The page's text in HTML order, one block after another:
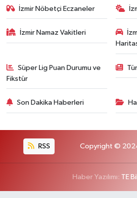
İzmir Nöbetçi Eczaneler
İzmir Namaz Vakitleri
Süper Lig Puan Durumu ve
Fikstür
Son Dakika Haberleri
RSS Copyright ©
Haber Yazılımı: TE